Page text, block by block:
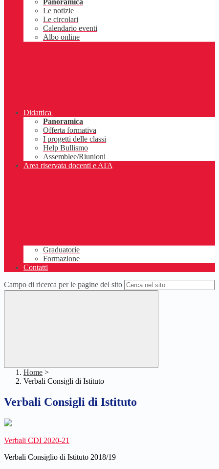
Panoramica
Le notizie
Le circolari
Calendario eventi
Albo online
Didattica
Panoramica
Offerta formativa
I progetti delle classi
Help Bullismo
Assemblee/Riunioni
Area riservata docenti e ATA
Graduatorie
Formazione
Contatti
Campo di ricerca per le pagine del sito
Home >
Verbali Consigli di Istituto
Verbali Consigli di Istituto
Verbali CDI 2020-21
Verbali Consiglio di Istituto 2018/19